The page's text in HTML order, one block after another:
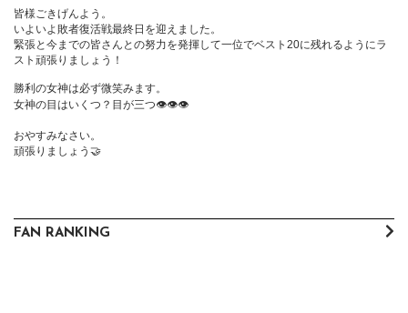
皆様ごきげんよう。
いよいよ敗者復活戦最終日を迎えました。
緊張と今までの皆さんとの努力を発揮して一位でベスト20に残れるようにラ
スト頑張りましょう！
勝利の女神は必ず微笑みます。
女神の目はいくつ？目が三つ👁👁👁
おやすみなさい。
頑張りましょう🤝
FAN RANKING